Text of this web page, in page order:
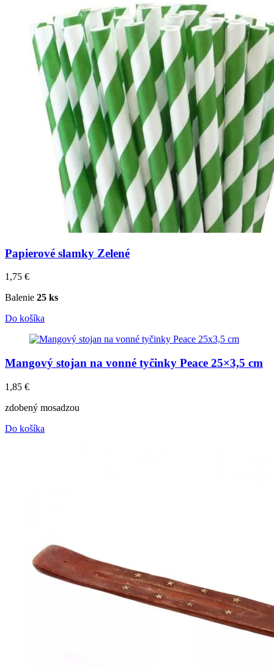
Papierové slamky Zelené
1,75 €
Balenie 25 ks
Do košíka
Mangový stojan na vonné tyčinky Peace 25×3,5 cm
1,85 €
zdobený mosadzou
Do košíka